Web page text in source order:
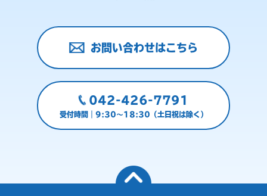
お問い合わせはこちら
042-426-7791
受付時間｜9:30～18:30（土日祝は除く）